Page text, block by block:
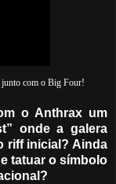
junto com o Big Four!
o Anthrax um
onde a galera
riff inicial? Ainda
tatuar o símbolo